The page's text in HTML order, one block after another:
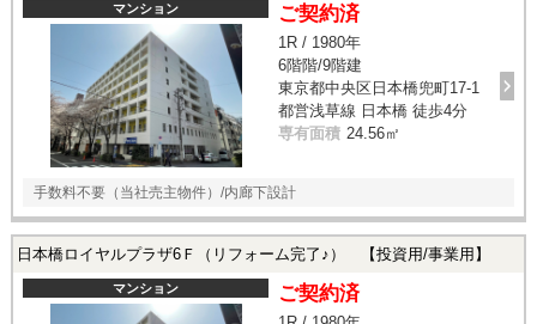
マンション ご契約済
1R / 1980年
6階階/9階建
東京都中央区日本橋兜町17-1
都営浅草線 日本橋 徒歩4分
専有面積 24.56㎡
手数料不要（当社売主物件）/内廊下設計
日本橋ロイヤルプラザ6Ｆ（リフォーム完了♪） 【投資用/事業用】
マンション ご契約済